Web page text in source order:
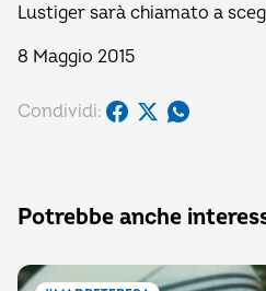
Lustiger sarà chiamato a
8 Maggio 2015
Condividi:
Potrebbe anche